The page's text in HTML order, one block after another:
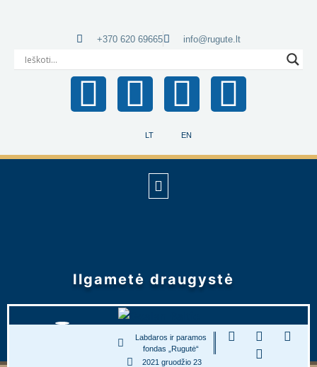
LT EN
+370 620 69665 info@rugute.lt
Ilgametė draugystė
Labdaros ir paramos
fondas „Rugutė“
2021 gruodžio 23